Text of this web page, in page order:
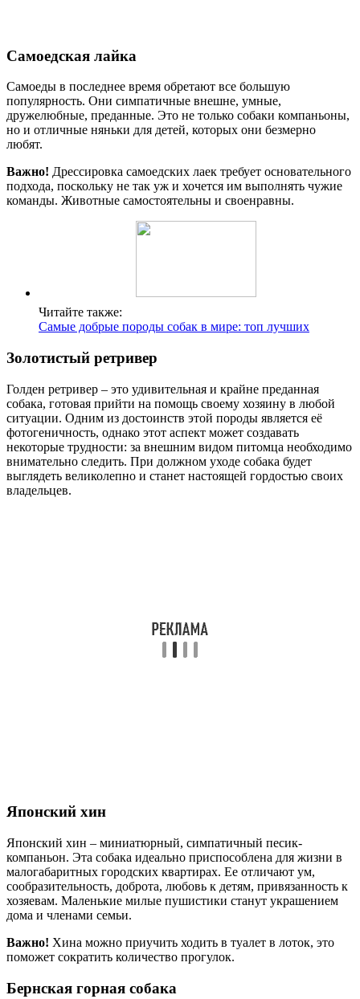
Самоедская лайка
Самоеды в последнее время обретают все большую
популярность. Они симпатичные внешне, умные,
дружелюбные, преданные. Это не только собаки компаньоны,
но и отличные няньки для детей, которых они безмерно
любят.
Важно! Дрессировка самоедских лаек требует основательного
подхода, поскольку не так уж и хочется им выполнять чужие
команды. Животные самостоятельны и своенравны.
Читайте также:
Самые добрые породы собак в мире: топ лучших
Золотистый ретривер
Голден ретривер – это удивительная и крайне преданная
собака, готовая прийти на помощь своему хозяину в любой
ситуации. Одним из достоинств этой породы является её
фотогеничность, однако этот аспект может создавать
некоторые трудности: за внешним видом питомца необходимо
внимательно следить. При должном уходе собака будет
выглядеть великолепно и станет настоящей гордостью своих
владельцев.
Японский хин
Японский хин – миниатюрный, симпатичный песик-
компаньон. Эта собака идеально приспособлена для жизни в
малогабаритных городских квартирах. Ее отличают ум,
сообразительность, доброта, любовь к детям, привязанность к
хозяевам. Маленькие милые пушистики станут украшением
дома и членами семьи.
Важно! Хина можно приучить ходить в туалет в лоток, это
поможет сократить количество прогулок.
Бернская горная собака